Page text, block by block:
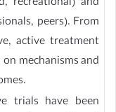
peers). From
active treatment
mechanisms and
trials have been